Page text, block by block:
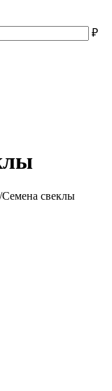
₽
/Семена свеклы